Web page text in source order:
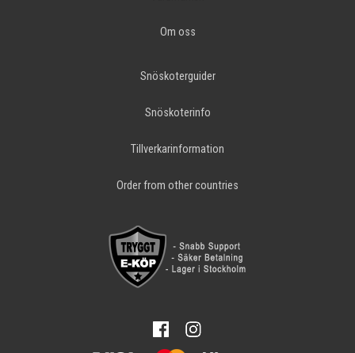
Om oss
Snöskoterguider
Snöskoterinfo
Tillverkarinformation
Order from other countries